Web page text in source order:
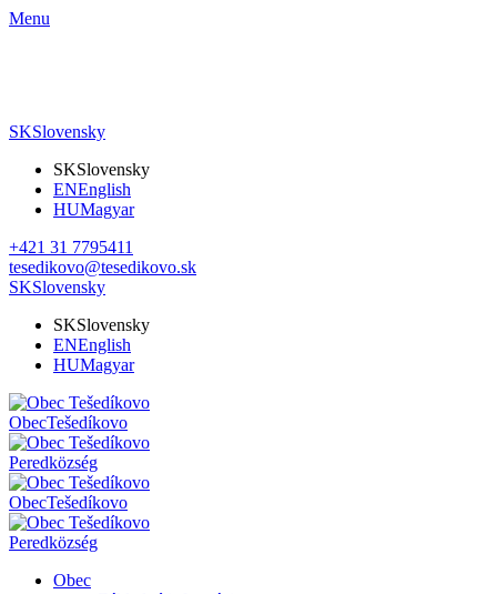
Menu
SKSlovensky
SKSlovensky
ENEnglish
HUMagyar
+421 31 7795411
tesedikovo@tesedikovo.sk
SKSlovensky
SKSlovensky
ENEnglish
HUMagyar
ObecTešedíkovo
Peredközség
ObecTešedíkovo
Peredközség
Obec